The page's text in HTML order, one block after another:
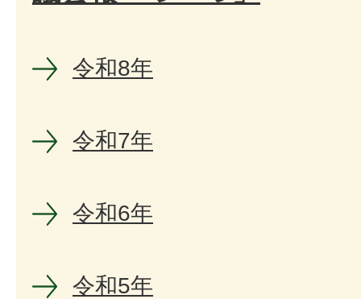
令和8年
令和7年
令和6年
令和5年